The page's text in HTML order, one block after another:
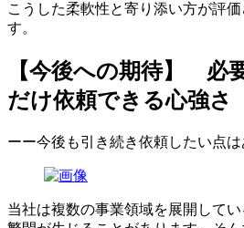
こうした柔軟性と寄り添い方が評
す。
【今後への期待】 必
だけ依頼できる心強さ
ーー今後も引き続き依頼したい点は
当社は複数の事業領域を展開して